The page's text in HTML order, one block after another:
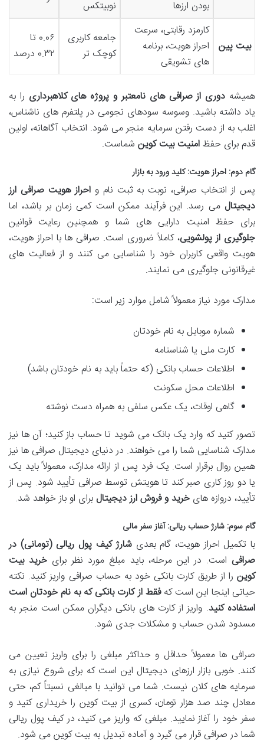
بودن ارزها
نوبیتکس
بیت پین
کارمزد رقابتی، سرعت
احراز هویت، برنامه
های تشویقی
جامعه کاربری
کوچک تر
۰.۰۶ تا
۰.۳۲ درصد
همیشه دوری از صرافی های نامعتبر و پروژه های کلاهبرداری را به
یاد داشته باشید. وسوسه سودهای نجومی در پلتفرم های ناشناس،
اغلب به از دست رفتن سرمایه منجر می شود. انتخاب آگاهانه، اولین
قدم برای حفظامنیت بیت کوین شماست.
گام دوم: احراز هویت: کلید ورود به بازار
پس از انتخاب صرافی، نوبت به ثبت نام واحراز هویت صرافی ارز
دیجیتال می رسد. این فرآیند ممکن است کمی زمان بر باشد، اما
برای حفظ امنیت دارایی های شما و همچنین رعایت قوانین
جلوگیری از پولشویی، کاملاً ضروری است. صرافی ها با احراز هویت،
هویت واقعی کاربران خود را شناسایی می کنند و از فعالیت های
غیرقانونی جلوگیری می نمایند.
مدارک مورد نیاز معمولاً شامل موارد زیر است:
شماره موبایل به نام خودتان
کارت ملی یا شناسنامه
اطلاعات حساب بانکی (که حتماً باید به نام خودتان باشد)
اطلاعات محل سکونت
گاهی اوقات، یک عکس سلفی به همراه دست نوشته
تصور کنید که وارد یک بانک می شوید تا حساب باز کنید؛ آن ها نیز
مدارک شناسایی شما را می خواهند. در دنیای دیجیتال صرافی ها نیز
همین روال برقرار است. یک فرد پس از ارائه مدارک، معمولاً باید یک
یا دو روز کاری صبر کند تا هویتش توسط صرافی تأیید شود. پس از
تأیید، دروازه های خرید و فروش ارز دیجیتال برای او باز خواهد شد.
گام سوم: شارژ حساب ریالی: آغاز سفر مالی
با تکمیل احراز هویت، گام بعدی شارژ کیف پول ریالی (تومانی) در
صرافی است. در این مرحله، باید مبلغ مورد نظر برای خرید بیت
کوین را از طریق کارت بانکی خود به حساب صرافی واریز کنید. نکته
حیاتی اینجا این است کهفقط از کارت بانکی که به نام خودتان است
استفاده کنید. واریز از کارت های بانکی دیگران ممکن است منجر به
مسدود شدن حساب و مشکلات جدی شود.
صرافی ها معمولاً حداقل و حداکثر مبلغی را برای واریز تعیین می
کنند. خوبی بازار ارزهای دیجیتال این است که برای شروع نیازی به
سرمایه های کلان نیست. شما می توانید با مبالغی نسبتاً کم، حتی
معادل چند صد هزار تومان، کسری از بیت کوین را خریداری کنید و
سفر خود را آغاز نمایید. مبلغی که واریز می کنید، در کیف پول ریالی
شما در صرافی قرار می گیرد و آماده تبدیل به بیت کوین می شود.